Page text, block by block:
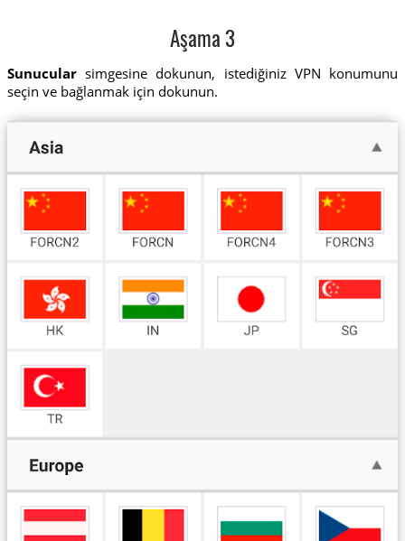
Aşama 3
Sunucularsimgesine dokunun, istediğiniz VPN konumunu
seçin ve bağlanmak için dokunun.